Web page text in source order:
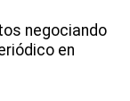
negociando
en